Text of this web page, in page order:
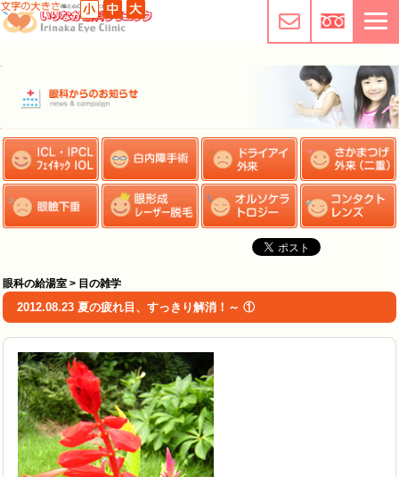
眼科の給湯室 > 目の雑学
2012.08.23 夏の疲れ目、すっきり解消！～ ①